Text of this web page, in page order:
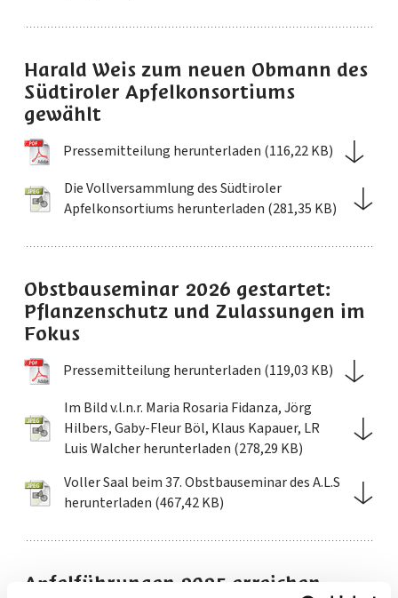
Harald Weis zum neuen Obmann des
Südtiroler Apfelkonsortiums
gewählt
Pressemitteilung herunterladen (116,22 KB)
Die Vollversammlung des Südtiroler
Apfelkonsortiums herunterladen (281,35 KB)
Obstbauseminar 2026 gestartet:
Pflanzenschutz und Zulassungen im
Fokus
Pressemitteilung herunterladen (119,03 KB)
Im Bild v.l.n.r. Maria Rosaria Fidanza, Jörg
Hilbers, Gaby-Fleur Böl, Klaus Kapauer, LR
Luis Walcher herunterladen (278,29 KB)
Voller Saal beim 37. Obstbauseminar des A.L.S
herunterladen (467,42 KB)
Apfelführungen 2025 erreichen